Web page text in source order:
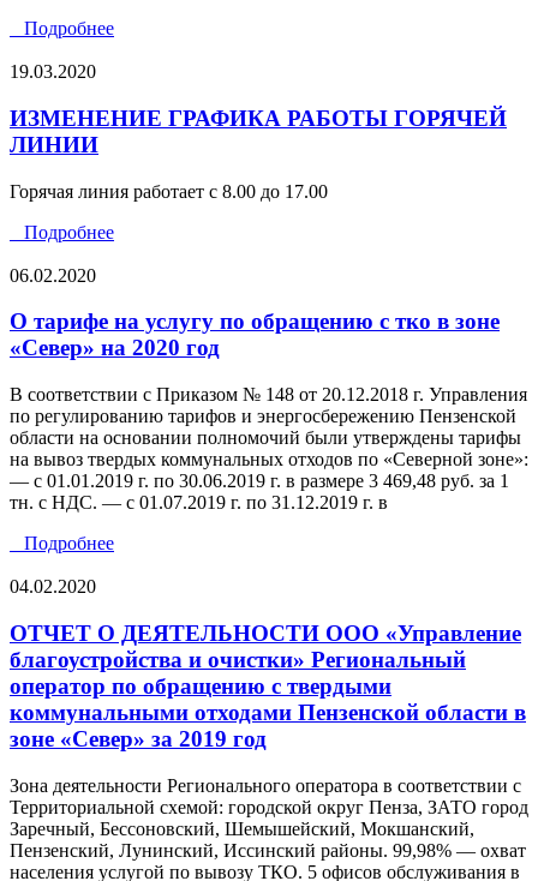
Подробнее
19.03.2020
ИЗМЕНЕНИЕ ГРАФИКА РАБОТЫ ГОРЯЧЕЙ
ЛИНИИ
Горячая линия работает с 8.00 до 17.00
Подробнее
06.02.2020
О тарифе на услугу по обращению с тко в зоне
«Север» на 2020 год
В соответствии с Приказом № 148 от 20.12.2018 г. Управления
по регулированию тарифов и энергосбережению Пензенской
области на основании полномочий были утверждены тарифы
на вывоз твердых коммунальных отходов по «Северной зоне»:
— с 01.01.2019 г. по 30.06.2019 г. в размере 3 469,48 руб. за 1
тн. с НДС. — с 01.07.2019 г. по 31.12.2019 г. в
Подробнее
04.02.2020
ОТЧЕТ О ДЕЯТЕЛЬНОСТИ ООО «Управление
благоустройства и очистки» Региональный
оператор по обращению с твердыми
коммунальными отходами Пензенской области в
зоне «Север» за 2019 год
Зона деятельности Регионального оператора в соответствии с
Территориальной схемой: городской округ Пенза, ЗАТО город
Заречный, Бессоновский, Шемышейский, Мокшанский,
Пензенский, Лунинский, Иссинский районы. 99,98% — охват
населения услугой по вывозу ТКО. 5 офисов обслуживания в